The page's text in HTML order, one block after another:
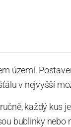
území.
v nejvyšší
každý kus
bublinky nebo